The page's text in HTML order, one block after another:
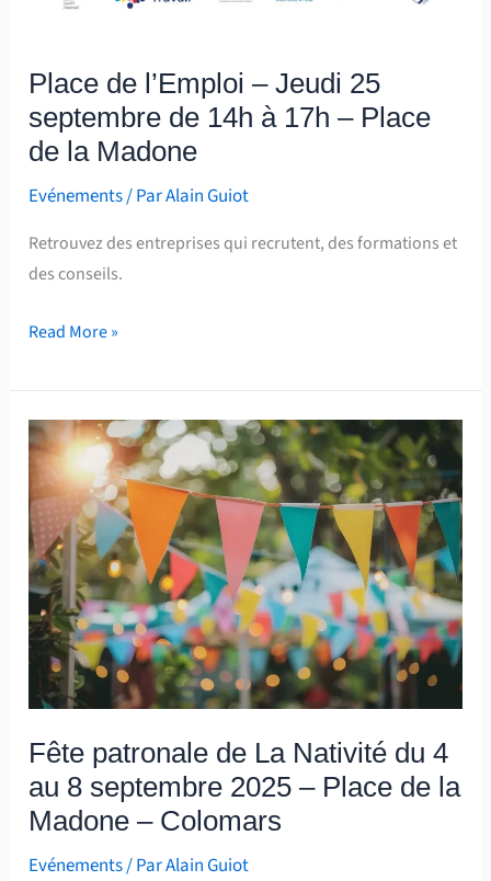
Place de l’Emploi – Jeudi 25
septembre de 14h à 17h – Place
de la Madone
Evénements/ ParAlain Guiot
Retrouvez des entreprises qui recrutent, des formations et
des conseils.
Read More »
Fête patronale de La Nativité du 4
au 8 septembre 2025 – Place de la
Madone – Colomars
Evénements/ ParAlain Guiot
Fête
patronale
de
La
Nativité
du
4
au
septembre
2025
Place
de
la